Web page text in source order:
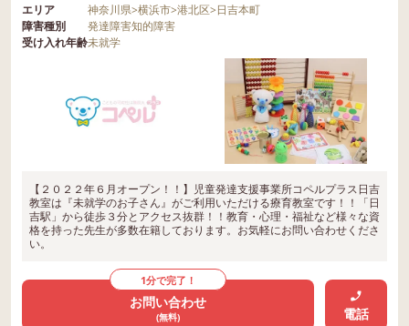
エリア 神奈川県>横浜市>港北区>日吉本町
障害種別
発達障害知的障害
受け入れ年齢未就学
【２０２２年６月オープン！！】児童発達支援事業所コペルプラス日吉
教室は『未就学のお子さん』がご利用いただける療育教室です！！「日
吉駅」から徒歩３分とアクセス抜群！！教育・心理・福祉など様々な資
格を持った先生が多数在籍しております。お気軽にお問い合わせくださ
い。
1分で完了！
お問い合わせ
(無料) 電話